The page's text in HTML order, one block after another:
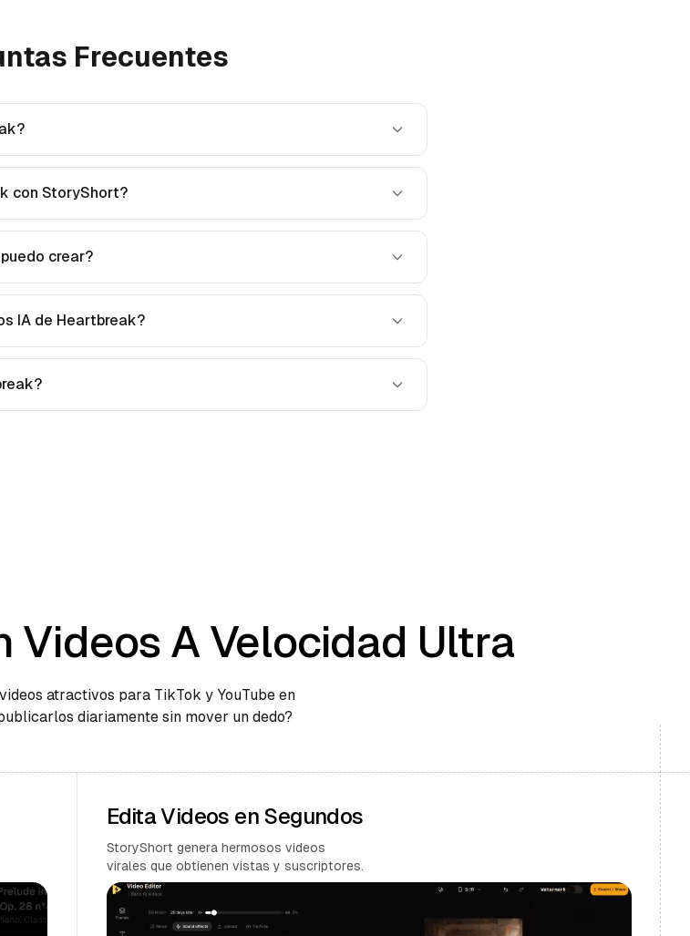
Frecuentes
con StoryShort?
crear?
IA de Heartbreak?
Videos A Velocidad Ultra
atractivos para TikTok y YouTube en
diariamente sin mover un dedo?
Edita Videos en Segundos
StoryShort genera hermosos videos
virales que obtienen vistas y suscriptores.